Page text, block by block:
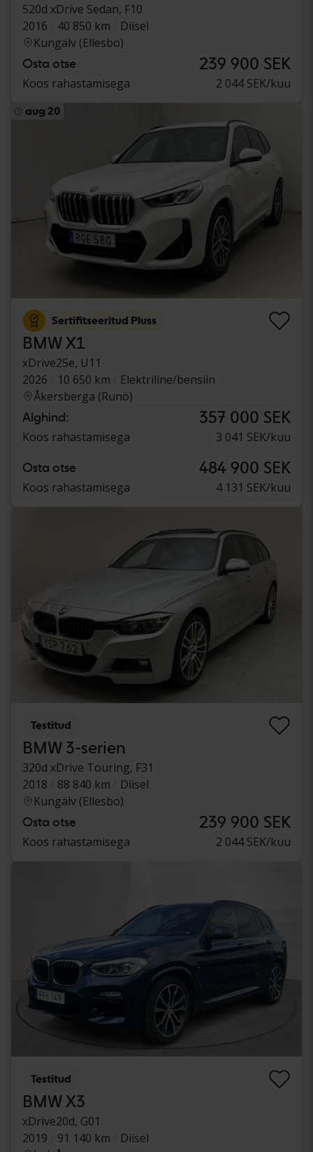
520d xDrive Sedan, F10
2016
40 850 km
Diisel
Kungälv (Ellesbo)
Osta otse 239 900 SEK
Koos rahastamisega 2 044 SEK/kuu
aug 20
Sertifitseeritud Pluss
BMW X1
xDrive25e, U11
2026
10 650 km
Elektriline/bensiin
Åkersberga (Runö)
Alghind: 357 000 SEK
Koos rahastamisega 3 041 SEK/kuu
Osta otse 484 900 SEK
Koos rahastamisega 4 131 SEK/kuu
Testitud
BMW 3-serien
320d xDrive Touring, F31
2018
88 840 km
Diisel
Kungälv (Ellesbo)
Osta otse 239 900 SEK
Koos rahastamisega 2 044 SEK/kuu
Testitud
BMW X3
xDrive20d, G01
2019
91 140 km
Diisel